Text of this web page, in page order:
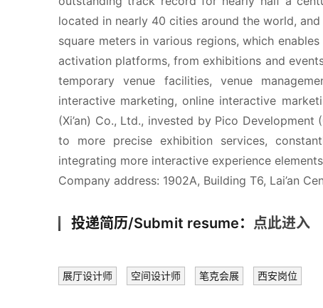
located in nearly 40 cities around the world,
square meters in various regions, which
activation platforms, from exhibitions and
temporary venue facilities, venue
interactive marketing, online interactive
(Xi’an) Co., Ltd., invested by Pico
to more precise exhibition services,
integrating more interactive experience
Company address: 1902A, Building T6, Lai’an
投递简历/Submit resume： 点此进入
展厅设计师 空间设计师 笔克会展 西安岗位